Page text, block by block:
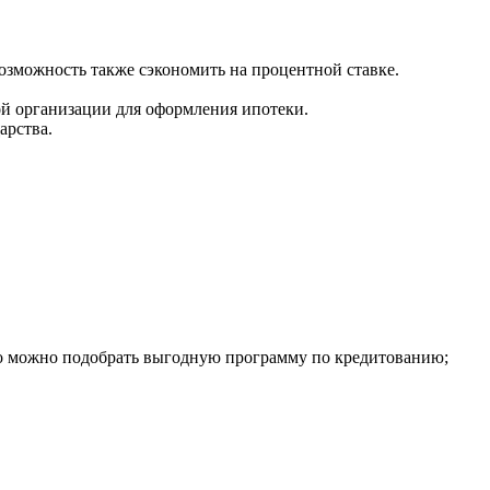
также сэкономить на процентной ставке.
организации для оформления ипотеки.
можно подобрать выгодную программу по кредитованию;